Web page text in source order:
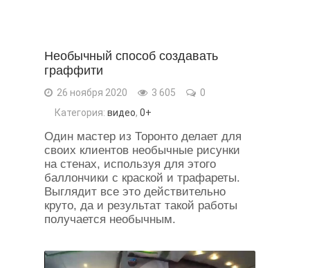
Необычный способ создавать
граффити
26 ноября 2020 3 605
0
Категория: видео, 0+
Один мастер из Торонто делает для
своих клиентов необычные рисунки
на стенах, используя для этого
баллончики с краской и трафареты.
Выглядит все это действительно
круто, да и результат такой работы
получается необычным.